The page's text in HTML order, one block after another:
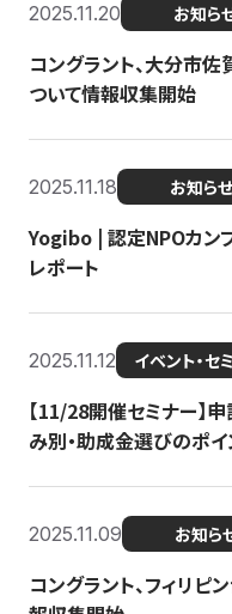
2025.11.20 お知ら
コングラント、大分市
ついて情報収集開始
2025.11.18 お知らせ
Yogibo | 認定NPOカン
レポート
2025.11.12 イベント・セ
【11/28開催セミナー】
み別・助成金選びのポイ
2025.11.09 お知ら
コングラント、フィリ